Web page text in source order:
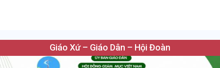
Giáo Xứ – Giáo Dân – Hội Đoàn